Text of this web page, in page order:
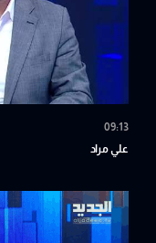
09:13
علي مراد